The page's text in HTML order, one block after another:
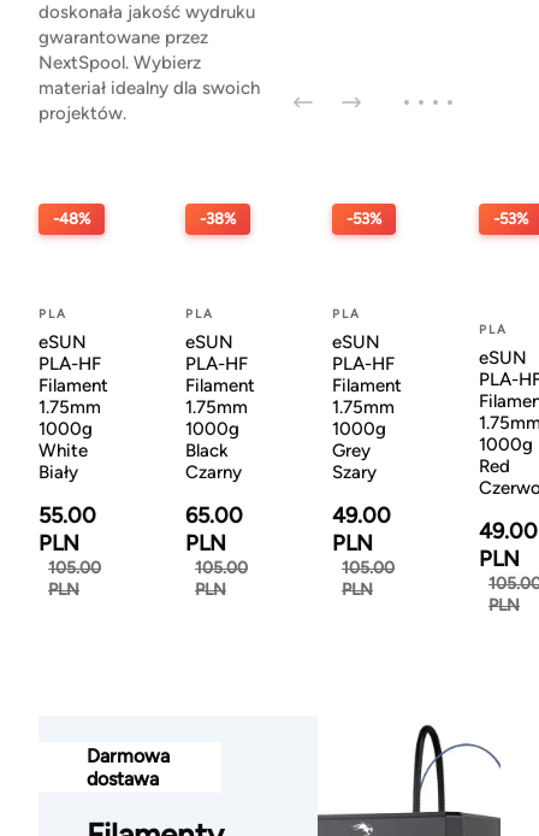
doskonała jakość wydruku
gwarantowane przez
NextSpool. Wybierz
materiał idealny dla swoich
projektów.
-48%
PLA
eSUN
PLA-HF
Filament
1.75mm
1000g
White
Biały
55.00
PLN
105.00
PLN
-38%
PLA
eSUN
PLA-HF
Filament
1.75mm
1000g
Black
Czarny
65.00
PLN
105.00
PLN
-53%
PLA
eSUN
PLA-HF
Filament
1.75mm
1000g
Grey
Szary
49.00
PLN
105.00
PLN
-53%
PLA
eSUN
PLA-
1000g
Red
49.00
PLN
PLN
Darmowa
dostawa